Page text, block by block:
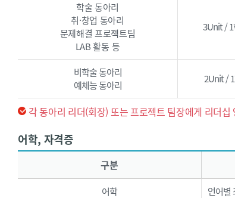
학술 동아리
취·창업 동아리
문제해결 프로젝트팀
LAB 활동 등
3Unit / 1
비학술 동아리
예체능 동아리
2Unit /
각 동아리 리더(회장) 또는 프로젝트 팀장에게 리더
어학, 자격증
어학, 자격증 - 구분, 프로그램당 한도(Unit), 비고로 구성된 표입니다.
구분
어학 언어별